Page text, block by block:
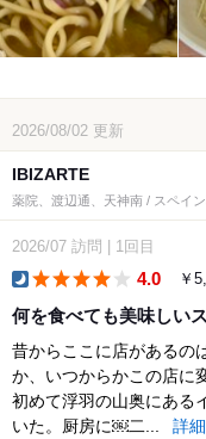
2026/08/02 更新
IBIZARTE
薬院、渡辺通、天神南 / スペイ
2026/07 訪問 1回目
4.0 ￥
何を食べても美味しい
昔からここに店があるの
か、いつからかこの店に
初めて浮羽の山奥にある
いた。厨房に￼二...
詳